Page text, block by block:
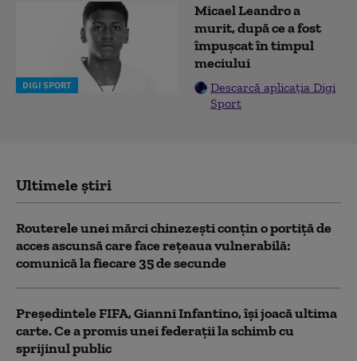
DIGI SPORT
Micael Leandro a
murit, după ce a fost
împușcat în timpul
meciului
Descarcă aplicația Digi
Sport
Ultimele știri
Routerele unei mărci chinezești conțin o portiță de
acces ascunsă care face rețeaua vulnerabilă:
comunică la fiecare 35 de secunde
Președintele FIFA, Gianni Infantino, îşi joacă ultima
carte. Ce a promis unei federații la schimb cu
sprijinul public